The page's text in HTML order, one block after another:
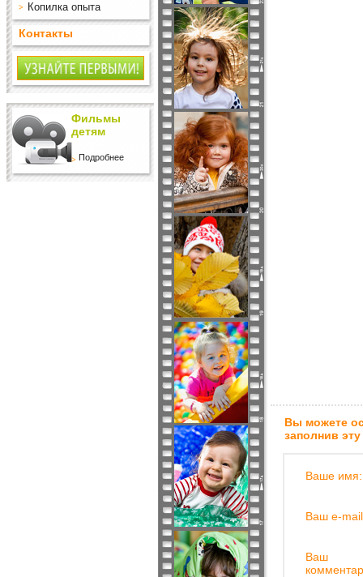
Копилка опыта
Контакты
Фильмы
детям
Подробнее
Вы можете
заполнив
Ваше имя:
Ваш e-
Ваш